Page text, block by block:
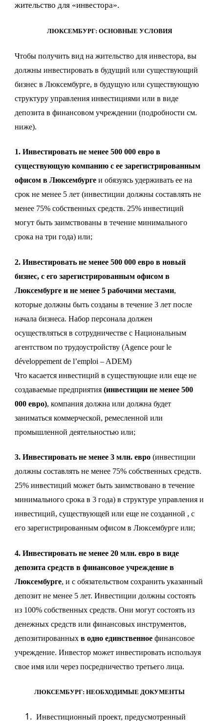
жительство для «инвестора».
ЛЮКСЕМБУРГ: ОСНОВНЫЕ УСЛОВИЯ
Чтобы получить вид на жительство для инвестора, вы
должны инвестировать в будущий или существующий
бизнес в Люксембурге, в будущую или существующую
структуру управления инвестициями или в виде
депозита в финансовом учреждении (подробности см.
ниже).
1. Инвестировать не менее 500 000 евро в
существующую компанию с ее зарегистрированным
офисом в Люксембурге и обязуясь удерживать ее на
срок не менее 5 лет (инвестиции должны составлять не
менее 75% собственных средств. 25% инвестиций
могут быть заимствованы в течение минимального
срока на три года) или;
2. Инвестировать не менее 500 000 евро в новый
бизнес, с его зарегистрированным офисом в
Люксембурге и не менее 5 рабочими местами,
которые должны быть созданы в течение 3 лет после
начала бизнеса. Набор персонала должен
осуществляться в сотрудничестве с Национальным
агентством по трудоустройству (Agence pour le
développement de l’emploi – ADEM)
Что касается инвестиций в существующие или еще не
создаваемые предприятия (инвестиции не менее 500
000 евро), компания должна или должна будет
заниматься коммерческой, ремесленной или
промышленной деятельностью или;
3. Инвестировать не менее 3 млн. евро (инвестиции
должны составлять не менее 75% собственных средств.
25% инвестиций может быть заимствовано в течение
минимального срока в 3 года) в структуре управления и
инвестиций, существующей или еще не созданной , с
его зарегистрированным офисом в Люксембурге или;
4. Инвестировать не менее 20 млн. евро в виде
депозита средств в финансовое учреждение в
Люксембурге, и с обязательством сохранить указанный
депозит не менее 5 лет. Инвестиции должны состоять
из 100% собственных средств. Они могут состоять из
денежных средств или финансовых инструментов,
депозитированных в одно единственное финансовое
учреждение. Инвестор может инвестировать используя
свое имя или через посредничество третьего лица.
ЛЮКСЕМБУРГ: НЕОБХОДИМЫЕ ДОКУМЕНТЫ
Инвестиционный проект, предусмотренный